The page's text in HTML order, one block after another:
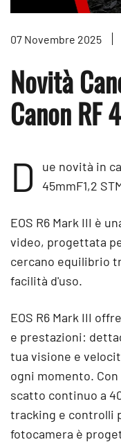
07 Novembre 2025
Novità
Canon RF
D
ue novità in
45mmF1,2
EOS R6 Mark III è
video, progettata
cercano equilibrio
facilità d'uso.
EOS R6 Mark III
e prestazioni:
tua visione e
ogni momento.
scatto continuo a
tracking e controlli
fotocamera è